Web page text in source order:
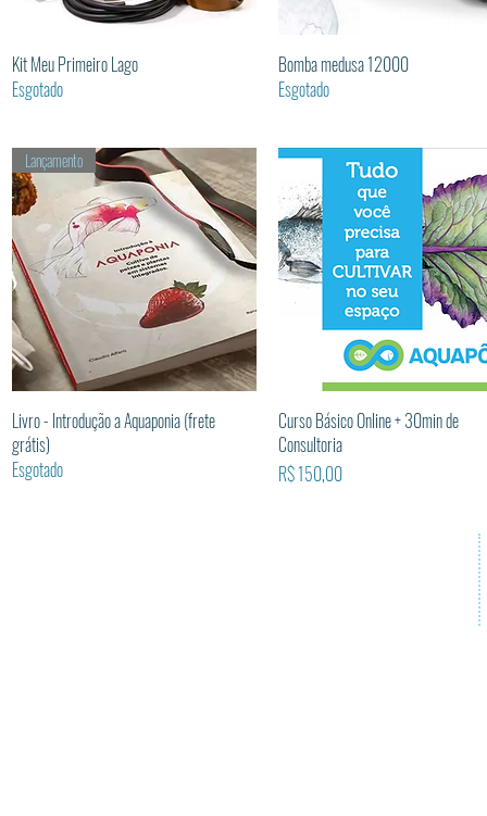
Visualização rápida
Kit Meu Primeiro Lago
Esgotado
Visualização rápida
Bomba medusa 12000
Esgotado
Visualização rápida
Lançamento
Livro - Introdução a Aquaponia (frete
grátis)
Esgotado
Visualização rápida
Curso Básico Online + 30min de
Consultoria
Preço
R$ 150,00